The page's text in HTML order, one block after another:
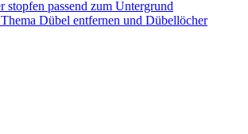
stopfen passend zum Untergrund
Dübel entfernen und Dübellöcher